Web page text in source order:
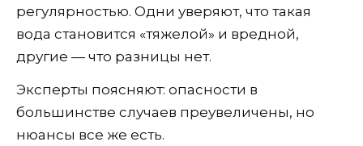
регулярностью. Одни уверяют, что такая
вода становится «тяжелой» и вредной,
другие — что разницы нет.
Эксперты поясняют: опасности в
большинстве случаев преувеличены, но
нюансы все же есть.